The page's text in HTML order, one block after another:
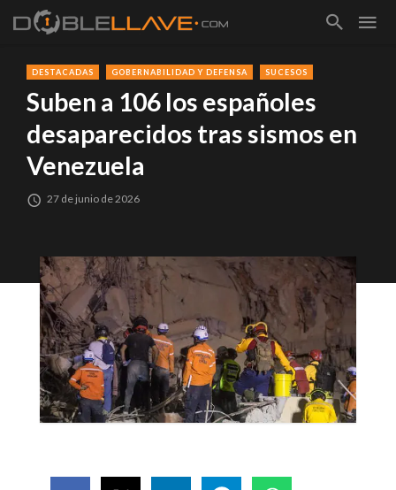
DESTACADAS GOBERNABILIDAD Y DEFENSA SUCESOS
Suben a 106 los españoles
desaparecidos tras sismos en
Venezuela
27 de junio de 2026